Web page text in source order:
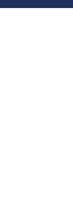
Saltar